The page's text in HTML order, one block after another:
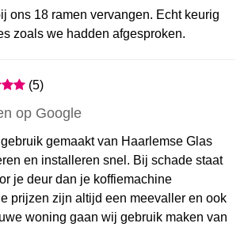
ons 18 ramen vervangen. Echt keurig
zoals we hadden afgesproken.
(5)
op Google
gemaakt van Haarlemse Glas
en installeren snel. Bij schade staat
je deur dan je koffiemachine
prijzen zijn altijd een meevaller en ook
woning gaan wij gebruik maken van